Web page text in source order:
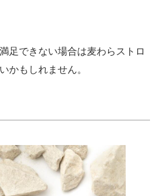
足できない場合は麦わらストロ
かもしれません。